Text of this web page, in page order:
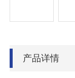
产品详情